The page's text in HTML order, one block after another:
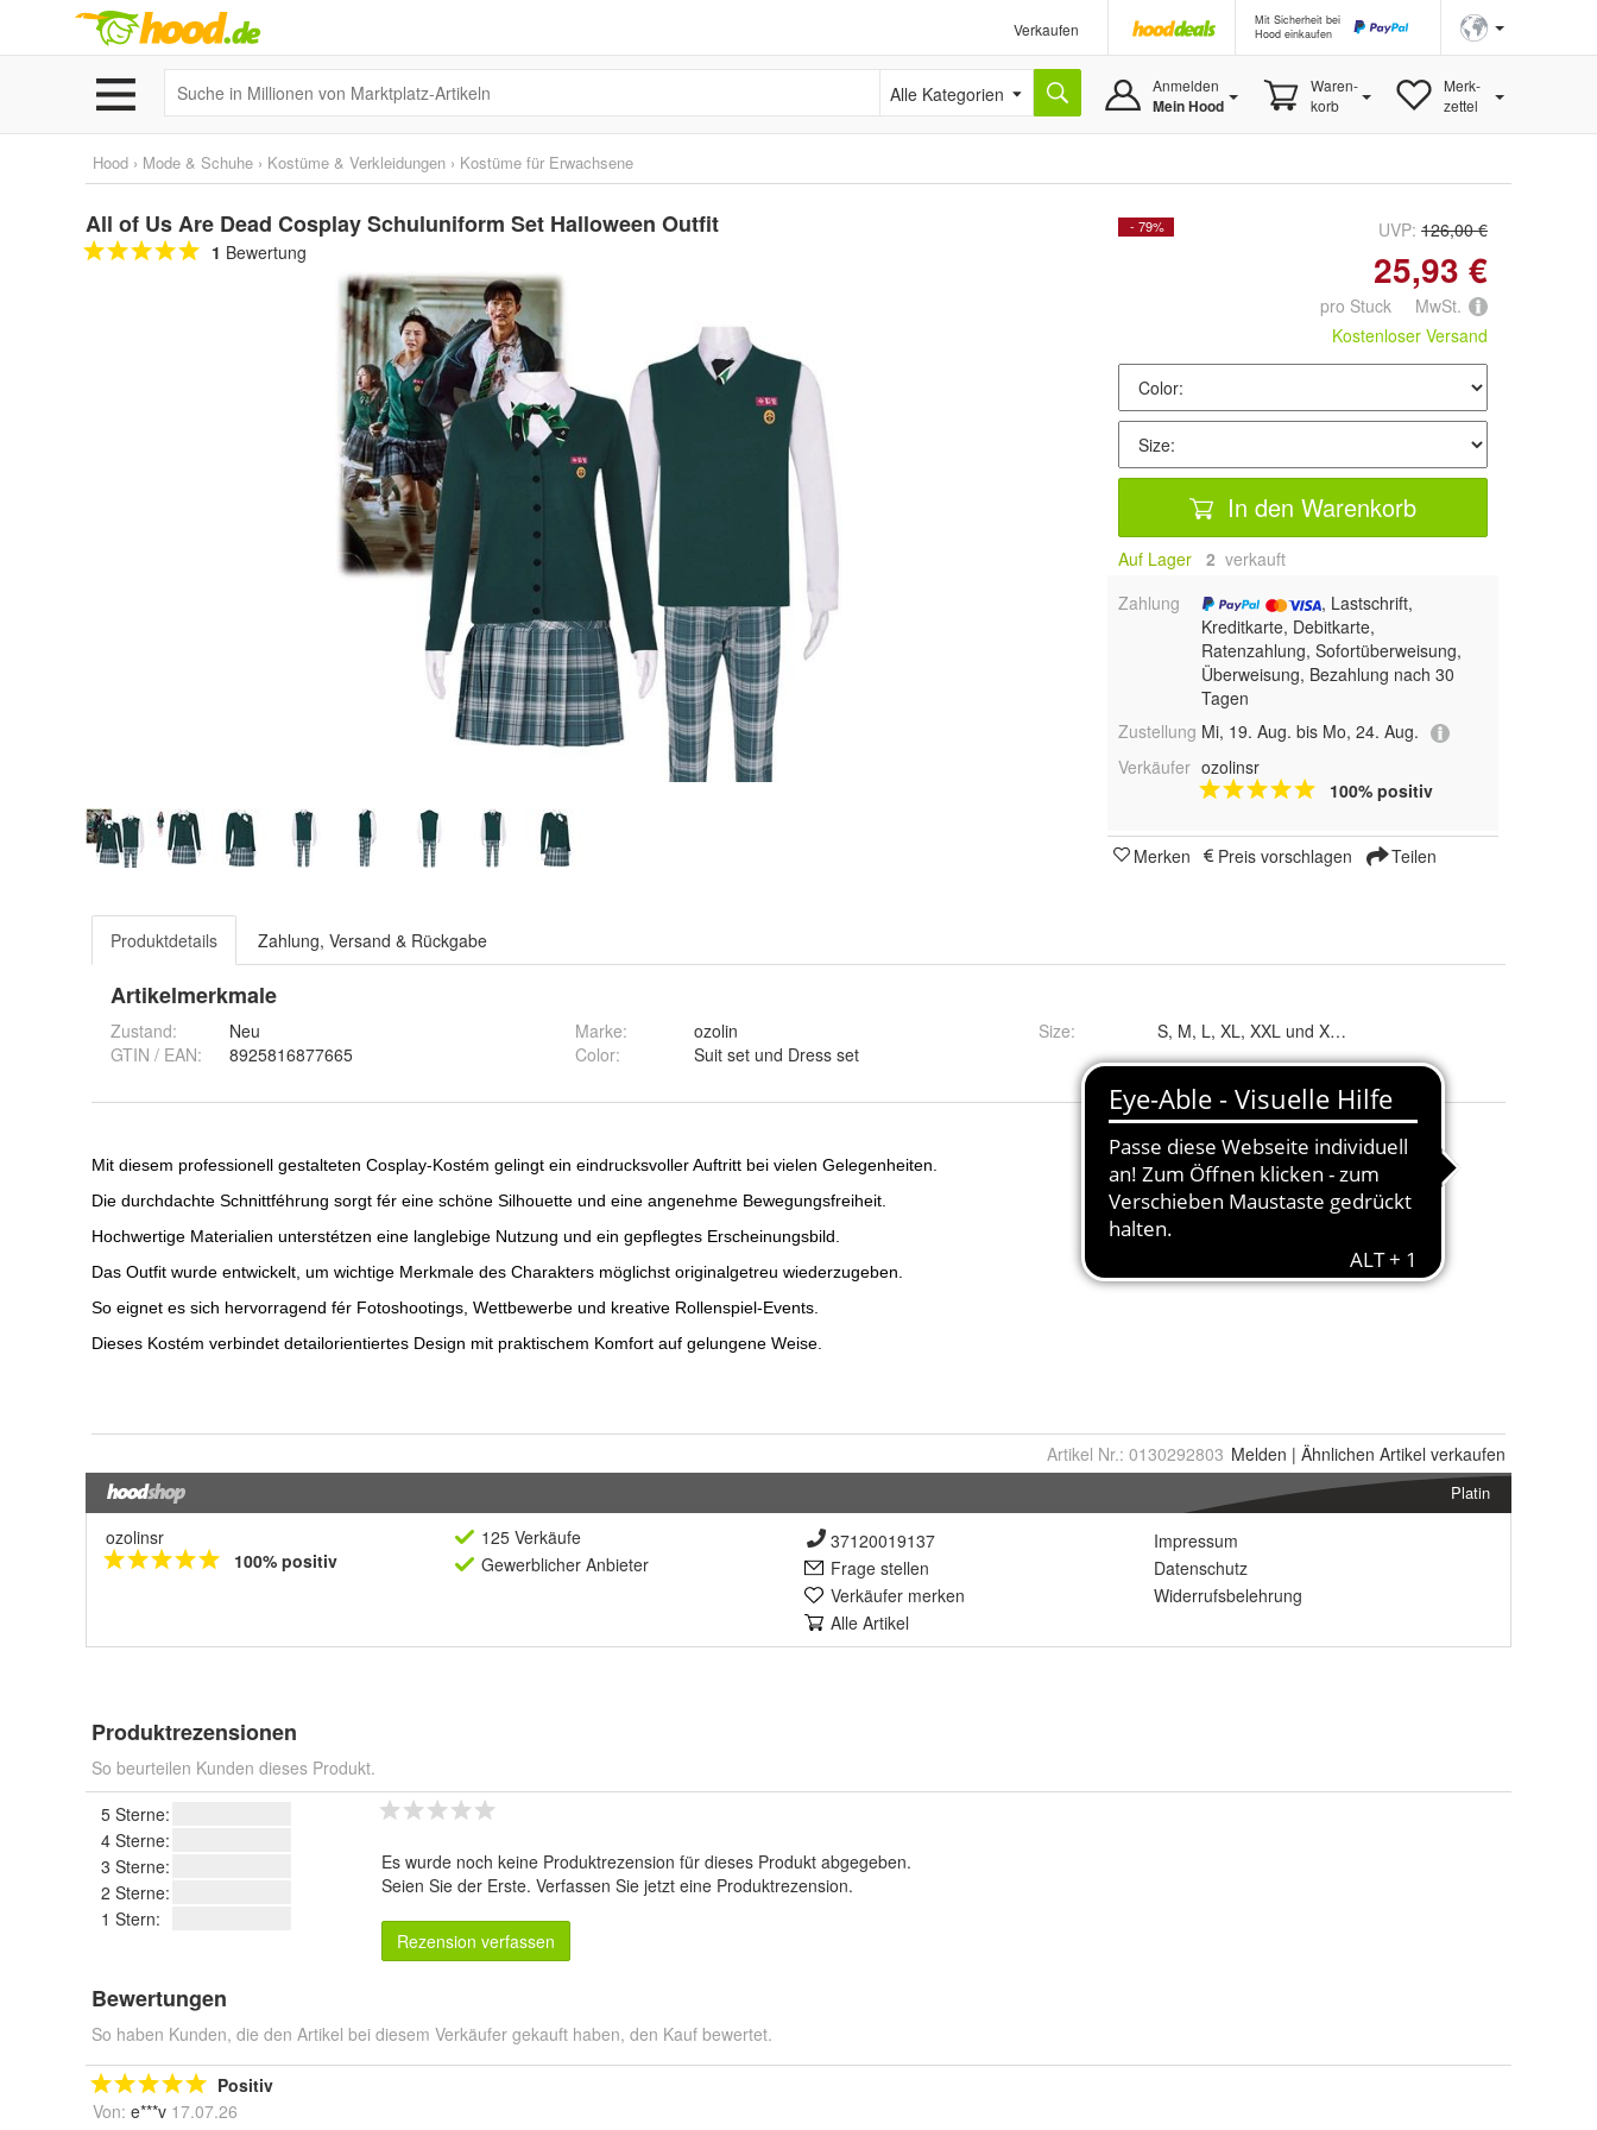
Verkaufen
Mit Sicherheit bei
Hood einkaufen
Alle Kategorien Anmelden
Mein Hood
Waren-
korb
Merk-
zettel
Hood › Mode & Schuhe › Kostüme & Verkleidungen › Kostüme für Erwachsene
All of Us Are Dead Cosplay Schuluniform Set Halloween Outfit
1 Bewertung
- 79% UVP: 126,00 €
25,93 €
pro Stuck MwSt.
Kostenloser Versand
In den Warenkorb
Auf Lager 2 verkauft
Zahlung
, Lastschrift,
Kreditkarte, Debitkarte,
Ratenzahlung, Sofortüberweisung,
Überweisung, Bezahlung nach 30
Tagen
Zustellung Mi, 19. Aug. bis Mo, 24. Aug.
Verkäufer ozolinsr
100% positiv
Merken Preis vorschlagen Teilen
Produktdetails Zahlung, Versand & Rückgabe
Artikelmerkmale
Zustand:
Neu
GTIN / EAN:
8925816877665
Marke:
ozolin
Color: Suit set und Dress set
Size: S, M, L, XL, XXL und XXXL
Artikel Nr.: 0130292803 Melden | Ähnlichen Artikel verkaufen
Platin
ozolinsr
100% positiv
125 Verkäufe
Gewerblicher Anbieter
37120019137
Frage stellen
Verkäufer merken
Alle Artikel
Impressum
Datenschutz
Widerrufsbelehrung
Produktrezensionen
So beurteilen Kunden dieses Produkt.
5 Sterne:
4 Sterne:
3 Sterne:
2 Sterne:
1 Stern:
Es wurde noch keine Produktrezension für dieses Produkt abgegeben.
Seien Sie der Erste. Verfassen Sie jetzt eine Produktrezension.
Rezension verfassen
Bewertungen
So haben Kunden, die den Artikel bei diesem Verkäufer gekauft haben, den Kauf bewertet.
Positiv
Von: e***v 17.07.26